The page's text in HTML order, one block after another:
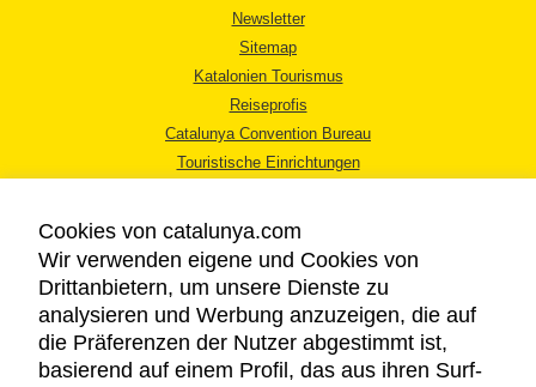
Newsletter
Sitemap
Katalonien Tourismus
Reiseprofis
Catalunya Convention Bureau
Touristische Einrichtungen
RECHTLICHER HINWEIS
Cookies von catalunya.com
Wir verwenden eigene und Cookies von
Drittanbietern, um unsere Dienste zu
analysieren und Werbung anzuzeigen, die auf
die Präferenzen der Nutzer abgestimmt ist,
basierend auf einem Profil, das aus ihren Surf-